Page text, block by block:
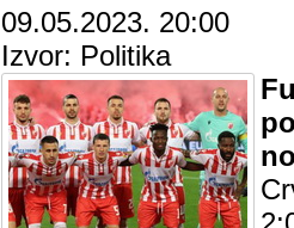
09.05.2023. 20:00
Izvor: Politika